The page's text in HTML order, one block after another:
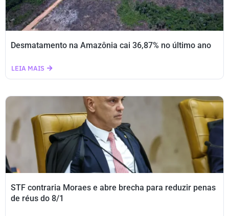
Desmatamento na Amazônia cai 36,87% no último ano
LEIA MAIS
STF contraria Moraes e abre brecha para reduzir penas
de réus do 8/1